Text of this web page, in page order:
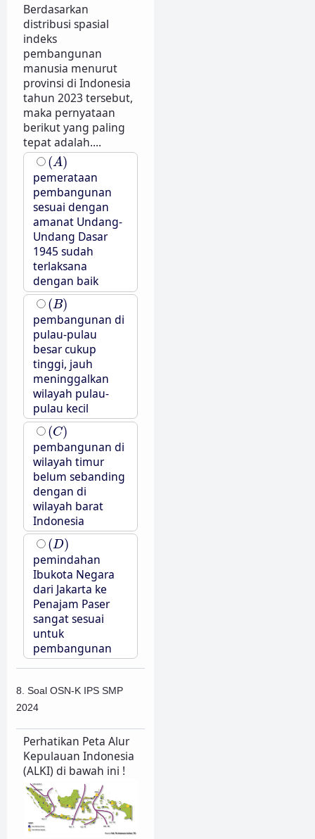
Berdasarkan
distribusi spasial
indeks
pembangunan
manusia menurut
provinsi di Indonesia
tahun 2023 tersebut,
maka pernyataan
berikut yang paling
tepat adalah....
(A)
(A)
pemerataan
pembangunan
sesuai dengan
amanat Undang-
Undang Dasar
1945 sudah
terlaksana
dengan baik
(B)
(B)
pembangunan di
pulau-pulau
besar cukup
tinggi, jauh
meninggalkan
wilayah pulau-
pulau kecil
(C)
(C)
pembangunan di
wilayah timur
belum sebanding
dengan di
wilayah barat
Indonesia
(D)
(D)
pemindahan
Ibukota Negara
dari Jakarta ke
Penajam Paser
sangat sesuai
untuk
pembangunan
8. Soal OSN-K IPS SMP
2024
Perhatikan Peta Alur
Kepulauan Indonesia
(ALKI) di bawah ini !